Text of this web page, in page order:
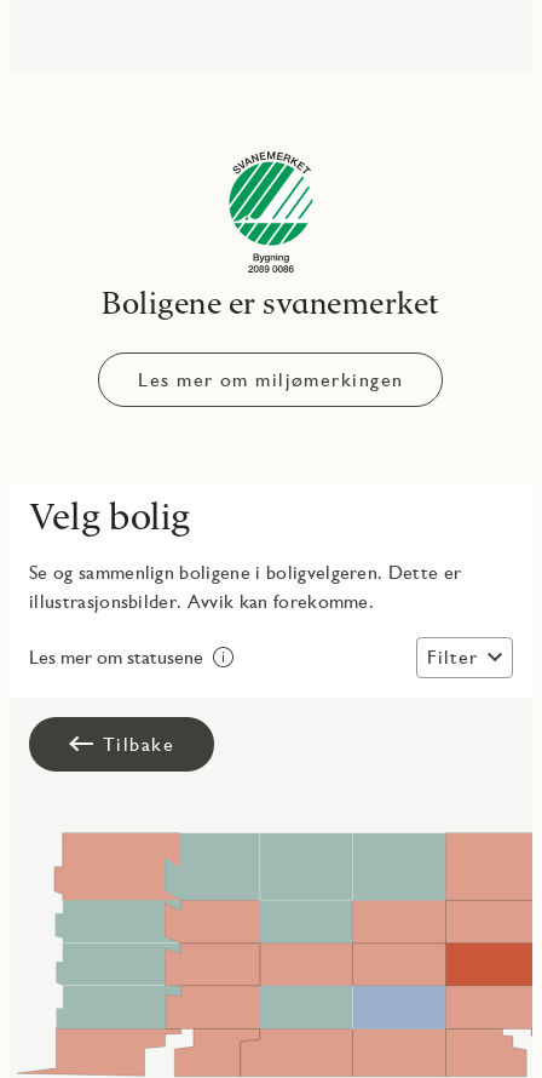
Boligene er svanemerket
Les mer om miljømerkingen
Velg bolig
Se og sammenlign boligene i boligvelgeren. Dette er
illustrasjonsbilder. Avvik kan forekomme.
Les mer om statusene Filter
Tilbake